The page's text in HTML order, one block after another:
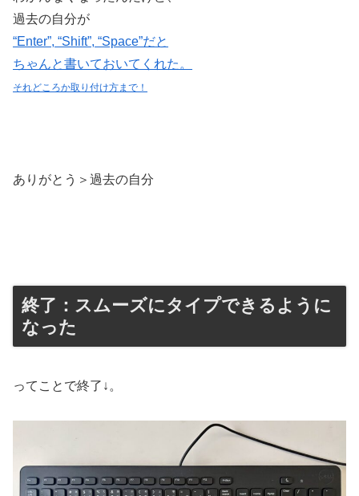
過去の自分が
“Enter”, “Shift”, “Space”だと
ちゃんと書いておいてくれた。
それどころか取り付け方まで！
ありがとう＞過去の自分
終了：スムーズにタイプできるように
なった
ってことで終了↓。